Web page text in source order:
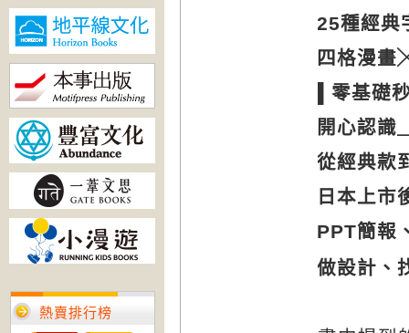
熱賣排行榜
25種經典
四格漫
▌零基礎
開心認識
從經典款
日本上市
PPT簡報
做設計、